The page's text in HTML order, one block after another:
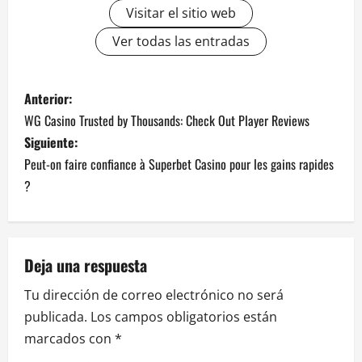
Visitar el sitio web
Ver todas las entradas
N
a
v
a
c
i
Anterior:
WG Casino Trusted by Thousands: Check Out Player Reviews
Siguiente:
Peut-on faire confiance à Superbet Casino pour les gains rapides
?
Deja una respuesta
Tu dirección de correo electrónico no será
publicada. Los campos obligatorios están
marcados con *